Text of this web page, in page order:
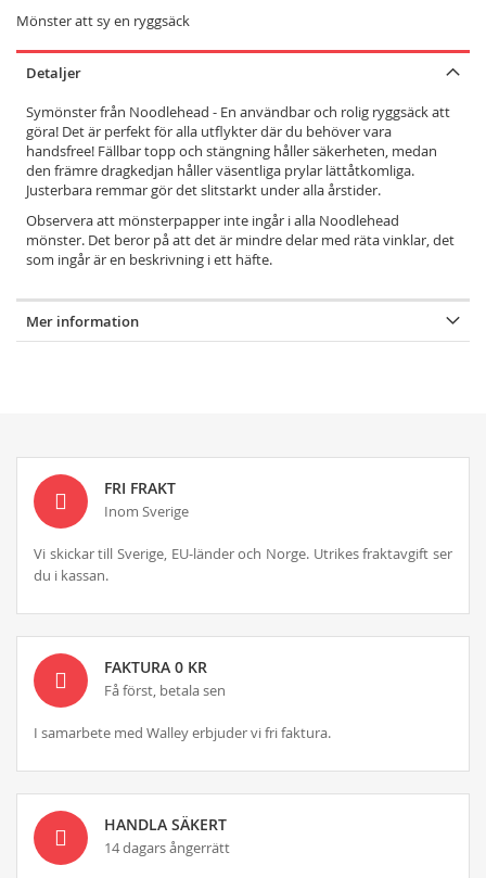
Mönster att sy en ryggsäck
Detaljer
Symönster från Noodlehead - En användbar och rolig ryggsäck att
göra! Det är perfekt för alla utflykter där du behöver vara
handsfree! Fällbar topp och stängning håller säkerheten, medan
den främre dragkedjan håller väsentliga prylar lättåtkomliga.
Justerbara remmar gör det slitstarkt under alla årstider.
Observera att mönsterpapper inte ingår i alla Noodlehead
mönster. Det beror på att det är mindre delar med räta vinklar, det
som ingår är en beskrivning i ett häfte.
Mer information
FRI FRAKT
Inom Sverige
Vi skickar till Sverige, EU-länder och Norge. Utrikes fraktavgift ser
du i kassan.
FAKTURA 0 KR
Få först, betala sen
I samarbete med Walley erbjuder vi fri faktura.
HANDLA SÄKERT
14 dagars ångerrätt